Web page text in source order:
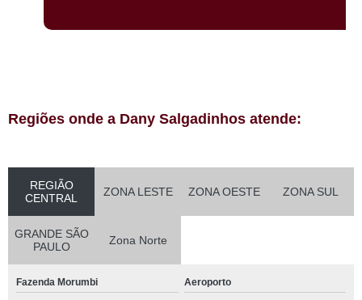
Regiões onde a Dany Salgadinhos atende:
REGIÃO
CENTRAL
ZONA LESTE ZONA OESTE ZONA SUL
GRANDE SÃO
PAULO
Zona Norte
Fazenda Morumbi Aeroporto